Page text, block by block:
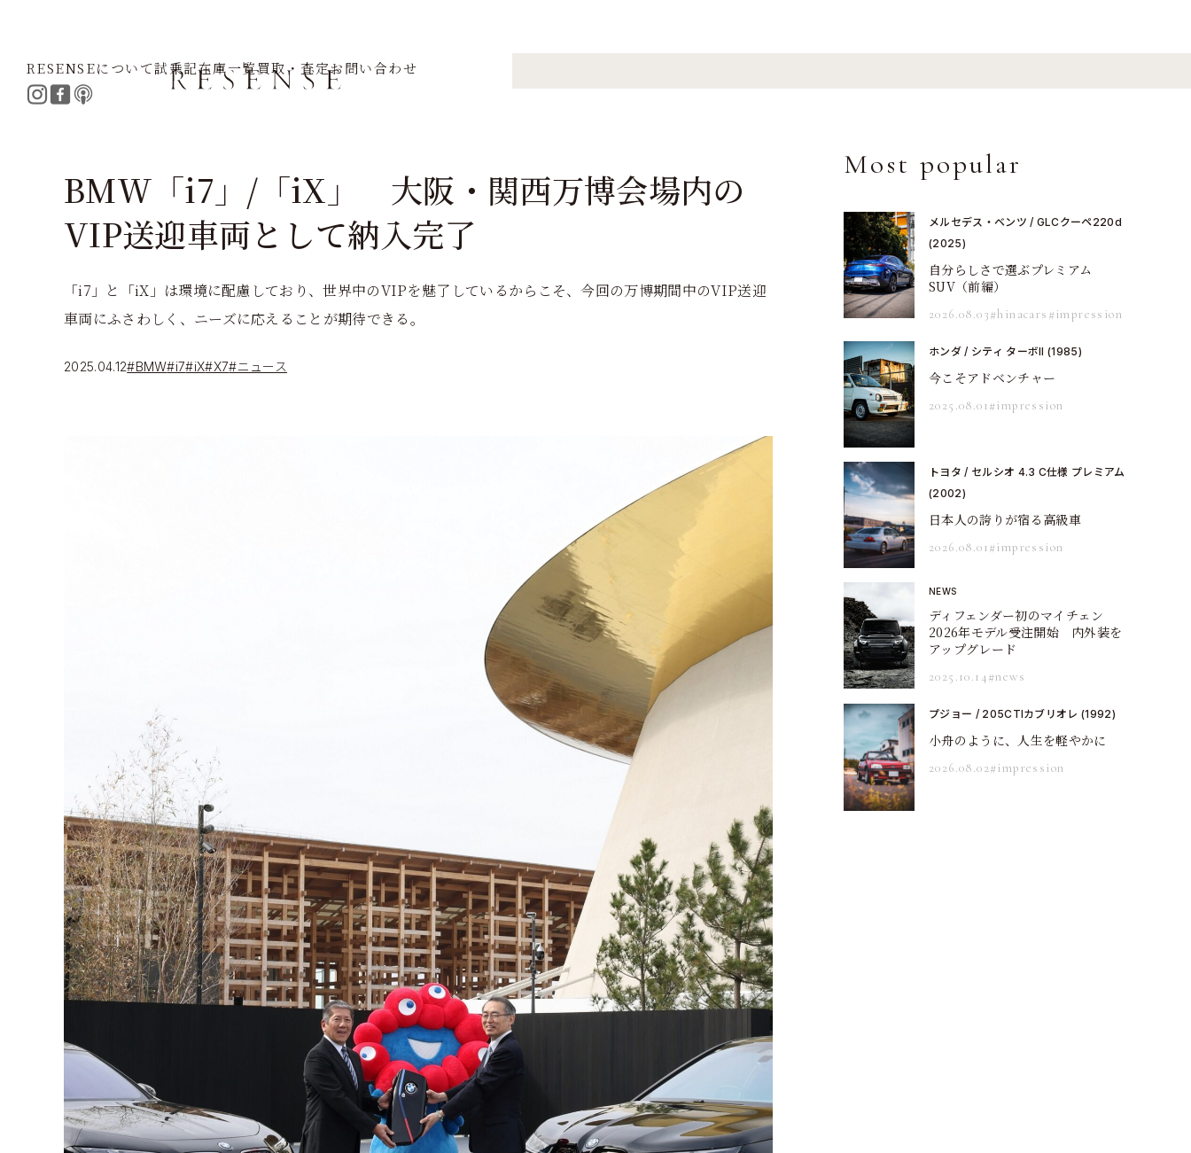
RESENSEについて試乗記在庫一覧買取・査定お問い合わせ
Home Journal BMW i7 iX X7
BMW「i7」/「iX」 大阪・関西万博会場内の
VIP送迎車両として納入完了
「i7」と「iX」は環境に配慮しており、世界中のVIPを魅了しているからこそ、今回の万博期間中のVIP送迎
車両にふさわしく、ニーズに応えることが期待できる。
2025.04.12#BMW#i7#iX#X7#ニュース
Most popular
メルセデス・ベンツ / GLCクーペ220d
(2025)
自分らしさで選ぶプレミアム
SUV（前編）
2026.08.03#hinacars #impression
ホンダ / シティ ターボII (1985)
今こそアドベンチャー
2025.08.01 #impression
トヨタ / セルシオ 4.3 C仕様 プレミアム
(2002)
日本人の誇りが宿る高級車
2026.08.01 #impression
NEWS
ディフェンダー初のマイチェン
2026年モデル受注開始 内外装を
アップグレード
2025.10.14#news
プジョー / 205CTIカブリオレ (1992)
小舟のように、人生を軽やかに
2026.08.02#impression